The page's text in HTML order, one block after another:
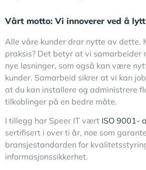
Vårt motto: Vi innoverer ved å
Alle våre kunder drar nytte av dette.
praksis? Det betyr at vi samarbeider
nye løsninger, som også kan være
kunder. Samarbeid sikrer at vi kan
at du kan installere og administrere
tilkoblinger på en bedre måte.
I tillegg har Speer IT vært ISO 9001-
sertifisert i over ti år, noe som
bransjestandarden for
informasjonssikkerhet.